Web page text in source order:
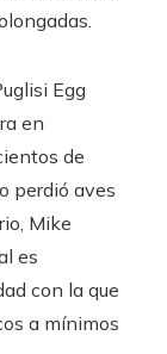
Egg
en
de
perdió aves
Mike
es
con la que
a mínimos